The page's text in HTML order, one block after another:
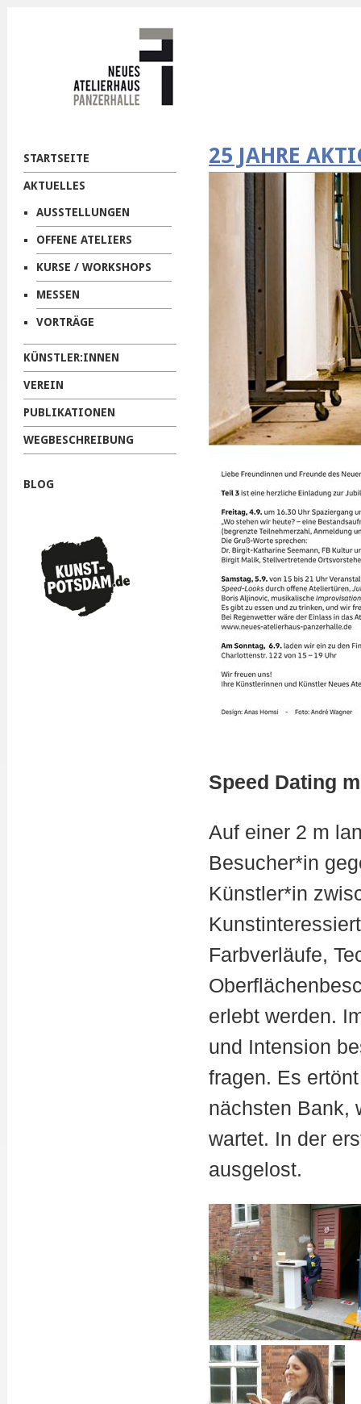
25 JAHRE
Speed Dating
Auf einer 2 m
Besucher*in
Künstler*in
Farbverläufe,
erlebt werden.
und Intension
fragen. Es
nächsten Bank,
wartet. In der
ausgelost.
STARTSEITE
AKTUELLES
AUSSTELLUNGEN
OFFENE ATELIERS
KURSE / WORKSHOPS
MESSEN
VORTRÄGE
KÜNSTLER:INNEN
VEREIN
PUBLIKATIONEN
WEGBESCHREIBUNG
BLOG